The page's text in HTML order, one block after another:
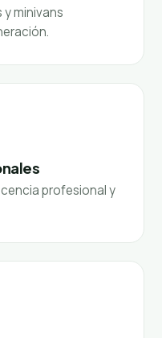
minivans
profesional y